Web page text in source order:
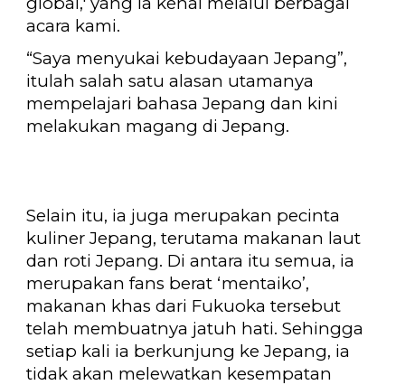
acara kami.
“Saya menyukai kebudayaan Jepang”,
itulah salah satu alasan utamanya
mempelajari bahasa Jepang dan kini
melakukan magang di Jepang.
Selain itu, ia juga merupakan pecinta
kuliner Jepang, terutama makanan laut
dan roti Jepang. Di antara itu semua, ia
merupakan fans berat ‘mentaiko’,
makanan khas dari Fukuoka tersebut
telah membuatnya jatuh hati. Sehingga
setiap kali ia berkunjung ke Jepang, ia
tidak akan melewatkan kesempatan